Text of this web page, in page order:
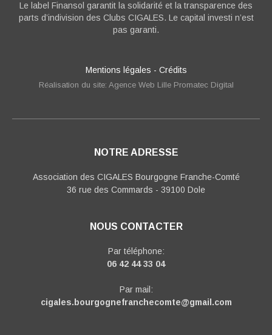
Le label Finansol garantit la solidarité et la transparence des
parts d’indivision des Clubs CIGALES. Le capital investi n’est
pas garanti.
Mentions légales - Crédits
Réalisation du site: Agence Web Lille Promatec Digital
NOTRE ADRESSE
Association des CIGALES Bourgogne Franche-Comté
36 rue des Commards - 39100 Dole
NOUS CONTACTER
Par téléphone:
06 42 44 33 04
Par mail:
cigales.bourgognefranchecomte@gmail.com